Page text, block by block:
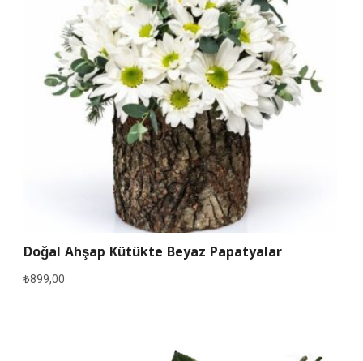
Doğal Ahşap Kütükte Beyaz Papatyalar
₺899,00